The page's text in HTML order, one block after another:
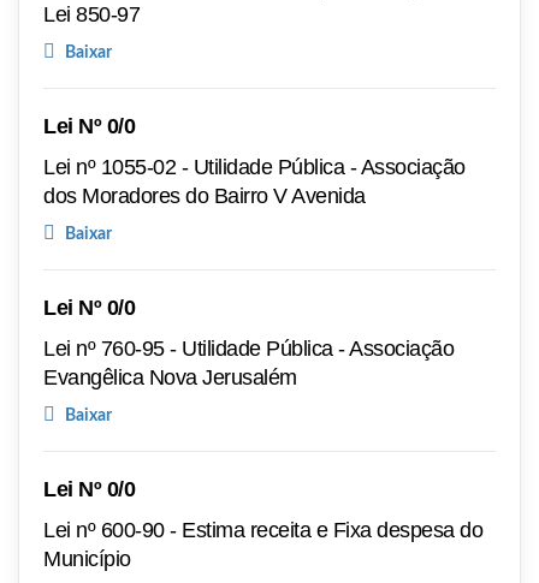
Lei 850-97
Baixar
Lei Nº 0/0
Lei nº 1055-02 - Utilidade Pública - Associação
dos Moradores do Bairro V Avenida
Baixar
Lei Nº 0/0
Lei nº 760-95 - Utilidade Pública - Associação
Evangêlica Nova Jerusalém
Baixar
Lei Nº 0/0
Lei nº 600-90 - Estima receita e Fixa despesa do
Município